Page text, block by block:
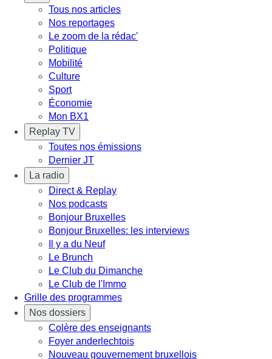
Tous nos articles
Nos reportages
Le zoom de la rédac'
Politique
Mobilité
Culture
Sport
Économie
Mon BX1
Replay TV
Toutes nos émissions
Dernier JT
La radio
Direct & Replay
Nos podcasts
Bonjour Bruxelles
Bonjour Bruxelles: les interviews
Il y a du Neuf
Le Brunch
Le Club du Dimanche
Le Club de l'Immo
Grille des programmes
Nos dossiers
Colère des enseignants
Foyer anderlechtois
Nouveau gouvernement bruxellois